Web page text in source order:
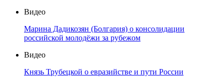
Видео
Марина Дадикозян (Болгария) о консолидации
российской молодёжи за рубежом
Видео
Князь Трубецкой о евразийстве и пути России